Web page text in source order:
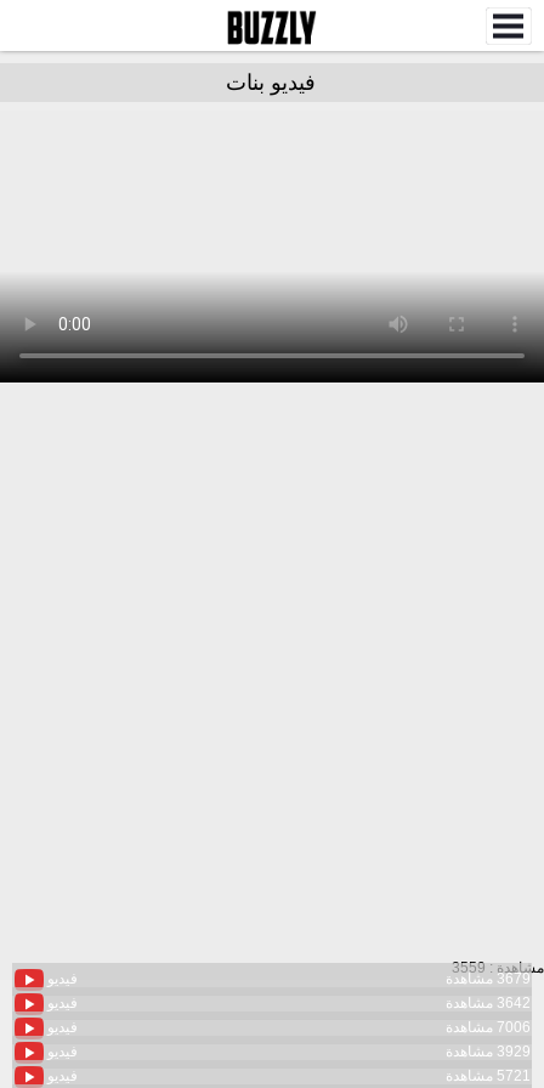
فيديو بنات
مشاهدة : 3559
فيديو
3679 مشاهدة
فيديو
3642 مشاهدة
فيديو
7006 مشاهدة
فيديو
3929 مشاهدة
فيديو
5721 مشاهدة